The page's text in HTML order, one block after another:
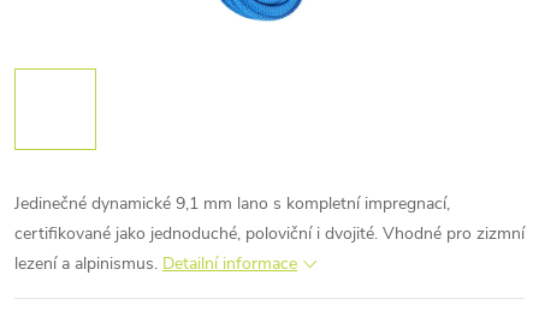
Jedinečné dynamické 9,1 mm lano s kompletní impregnací,
certifikované jako jednoduché, poloviční i dvojité. Vhodné pro zizmní
lezení a alpinismus. Detailní informace